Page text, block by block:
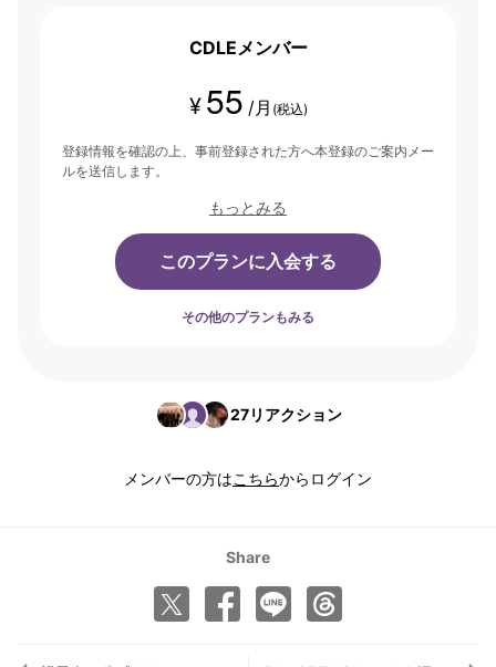
CDLEメンバー
¥ 55 /月 (税込)
登録情報を確認の上、事前登録された方へ本登録のご案内メー
ルを送信します。
もっとみる
このプランに入会する
その他のプランもみる
27リアクション
メンバーの方はこちらからログイン
Share